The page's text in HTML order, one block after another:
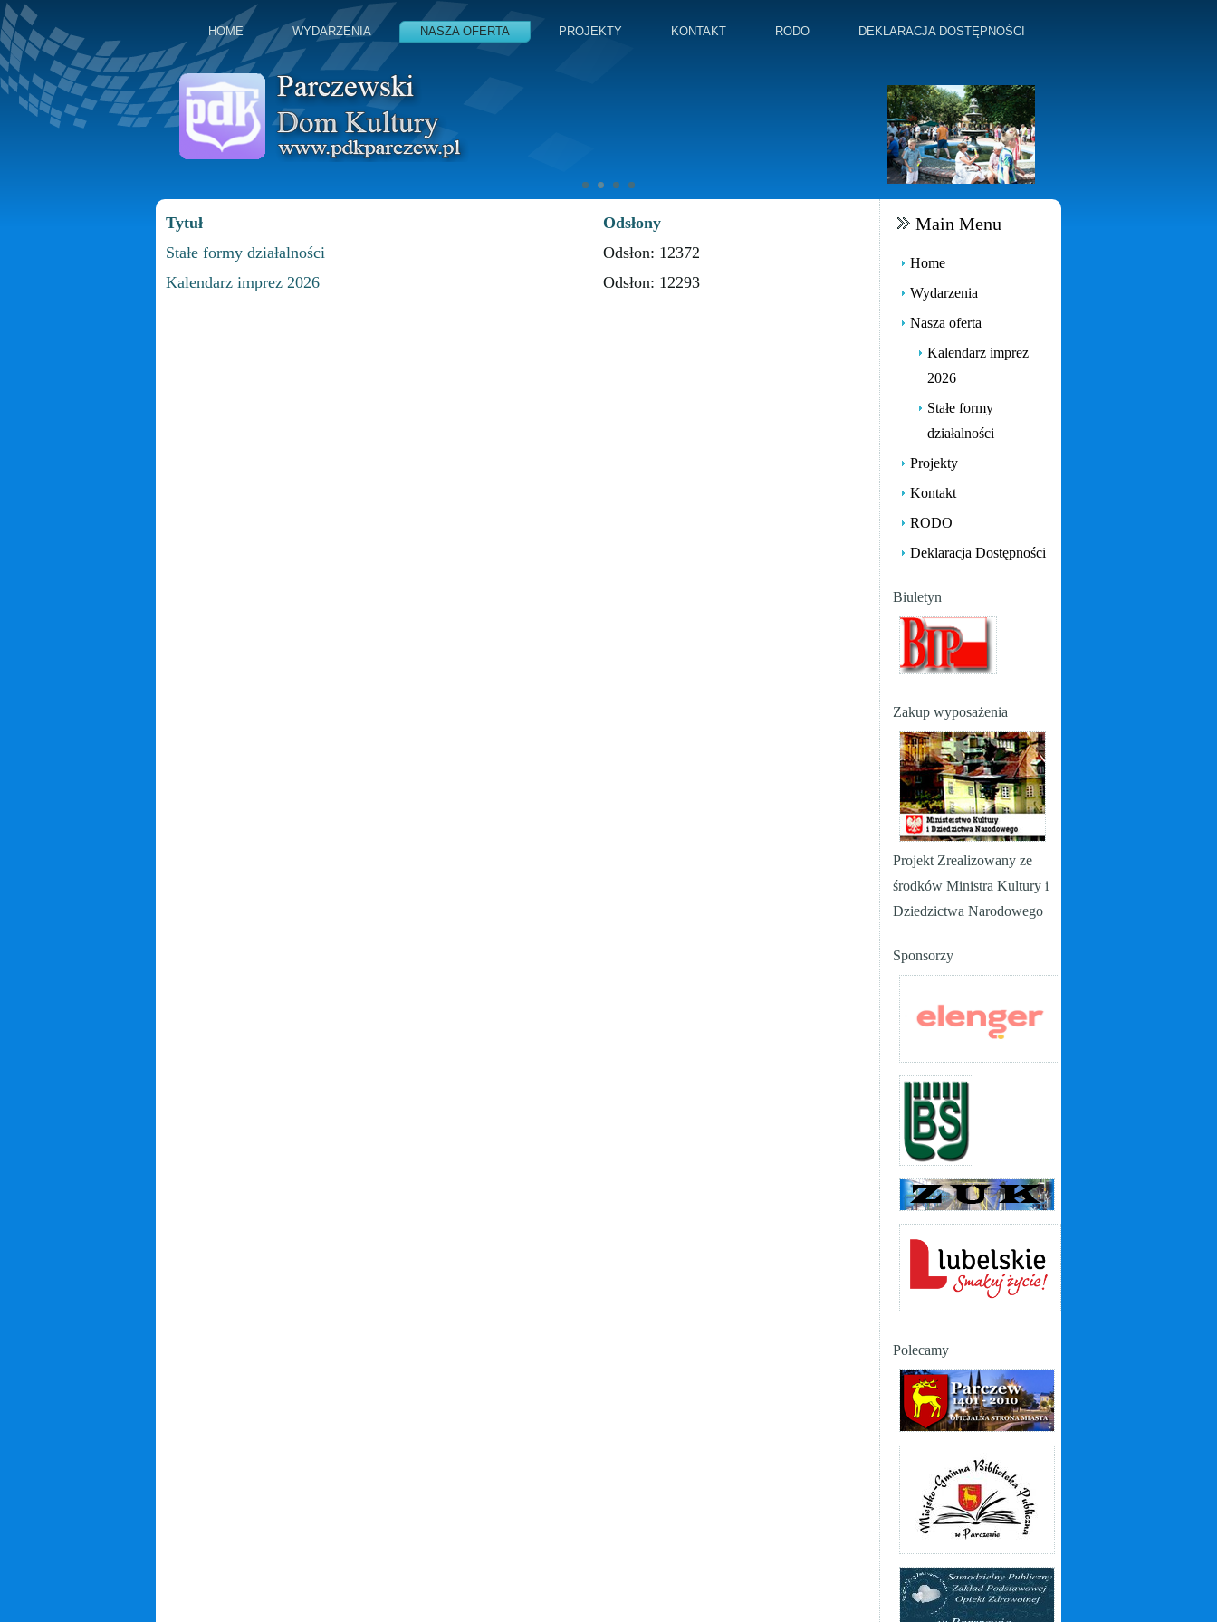
HOME WYDARZENIA NASZA OFERTA PROJEKTY KONTAKT RODO DEKLARACJA DOSTĘPNOŚCI
Tytuł
Odsłony
Stałe formy działalności
Odsłon: 12372
Kalendarz imprez 2026
Odsłon: 12293
Main Menu
Home
Wydarzenia
Nasza oferta
Kalendarz imprez
2026
Stałe formy
działalności
Projekty
Kontakt
RODO
Deklaracja Dostępności
Biuletyn
Zakup wyposażenia
Projekt Zrealizowany ze
środków Ministra Kultury i
Dziedzictwa Narodowego
Sponsorzy
Polecamy